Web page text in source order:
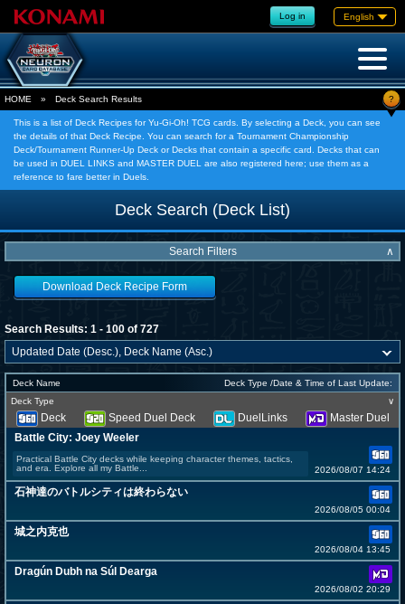
Log in English
HOME » Deck Search Results ?
This is a list of Deck Recipes for Yu-Gi-Oh! TCG cards. By selecting a Deck, you can see
the details of that Deck Recipe. You can search for a Tournament Championship
Deck/Tournament Runner-Up Deck or Decks that contain a specific card. Decks that can
be used in DUEL LINKS and MASTER DUEL are also registered here; use them as a
reference to fare better in Duels.
Deck Search (Deck List)
Search Filters ∧
Download Deck Recipe Form
Search Results: 1 - 100 of 727
Deck Name
Deck Type /Date & Time of Last Update:
Deck Type
∨
Deck Speed Duel Deck DuelLinks
Master Duel
Battle City: Joey Weeler
Practical Battle City decks while keeping character themes, tactics,
and era. Explore all my Battle...
2026/08/07 14:24
石神達のバトルシティは終わらない
2026/08/05 00:04
城之内克也
2026/08/04 13:45
Dragún Dubh na Súl Dearga
2026/08/02 20:29